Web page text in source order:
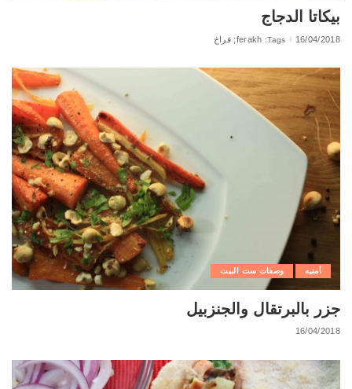
بيكاتا الدجاج
16/04/2018
Tags: ferakh; فراخ
أمنيه وصفات ست البيت
جزر بالبرتقال والجنزبيل
16/04/2018